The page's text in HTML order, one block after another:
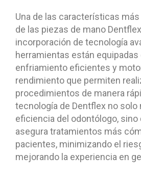
Una de las características
de las piezas de mano
incorporación de tecnología
herramientas están
enfriamiento eficientes y
rendimiento que permiten
procedimientos de manera
tecnología de Dentflex no solo
eficiencia del odontólogo, sino
asegura tratamientos más
pacientes, minimizando el
mejorando la experiencia en